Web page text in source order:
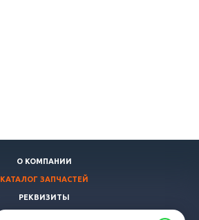
О КОМПАНИИ
КАТАЛОГ ЗАПЧАСТЕЙ
РЕКВИЗИТЫ